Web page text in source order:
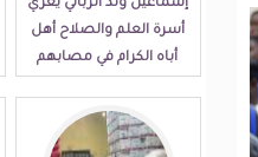
إسماعيل ولد الرباني يعزي
أسرة العلم والصلاح أهل
أباه الكرام في مصابهم